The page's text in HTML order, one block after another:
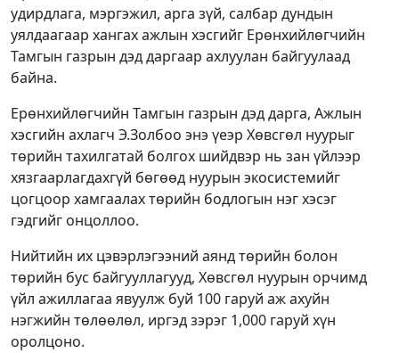
удирдлага, мэргэжил, арга зүй, салбар дундын
уялдаагаар хангах ажлын хэсгийг Ерөнхийлөгчийн
Тамгын газрын дэд даргаар ахлуулан байгуулаад
байна.
Ерөнхийлөгчийн Тамгын газрын дэд дарга, Ажлын
хэсгийн ахлагч Э.Золбоо энэ үеэр Хөвсгөл нуурыг
төрийн тахилгатай болгох шийдвэр нь зан үйлээр
хязгаарлагдахгүй бөгөөд нуурын экосистемийг
цогцоор хамгаалах төрийн бодлогын нэг хэсэг
гэдгийг онцоллоо.
Нийтийн их цэвэрлэгээний аянд төрийн болон
төрийн бус байгууллагууд, Хөвсгөл нуурын орчимд
үйл ажиллагаа явуулж буй 100 гаруй аж ахуйн
нэгжийн төлөөлөл, иргэд зэрэг 1,000 гаруй хүн
оролцоно.